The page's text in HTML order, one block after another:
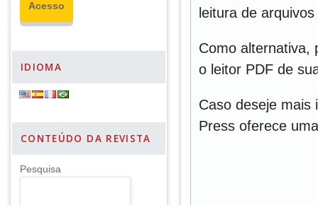
IDIOMA
CONTEÚDO DA REVISTA
Pesquisa
leitura de
Como alternativa,
o leitor PDF de
Caso deseje mais
Press oferece